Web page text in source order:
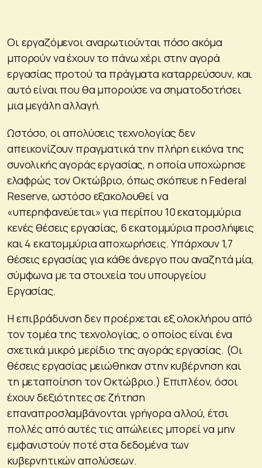
Οι εργαζόμενοι αναρωτιούνται πόσο ακόμα
μπορούν να έχουν το πάνω χέρι στην αγορά
εργασίας προτού τα πράγματα καταρρεύσουν, και
αυτό είναι που θα μπορούσε να σηματοδοτήσει
μια μεγάλη αλλαγή.
Ωστόσο, οι απολύσεις τεχνολογίας δεν
απεικονίζουν πραγματικά την πλήρη εικόνα της
συνολικής αγοράς εργασίας, η οποία υποχώρησε
ελαφρώς τον Οκτώβριο, όπως σκόπευε η Federal
Reserve, ωστόσο εξακολουθεί να
«υπερηφανεύεται» για περίπου 10 εκατομμύρια
κενές θέσεις εργασίας, 6 εκατομμύρια προσλήψεις
και 4 εκατομμύρια αποχωρήσεις. Υπάρχουν 1,7
θέσεις εργασίας για κάθε άνεργο που αναζητά μία,
σύμφωνα με τα στοιχεία του υπουργείου
Εργασίας.
Η επιβράδυνση δεν προέρχεται εξ ολοκλήρου από
τον τομέα της τεχνολογίας, ο οποίος είναι ένα
σχετικά μικρό μερίδιο της αγοράς εργασίας. (Οι
θέσεις εργασίας μειώθηκαν στην κυβέρνηση και
τη μεταποίηση τον Οκτώβριο.) Επιπλέον, όσοι
έχουν δεξιότητες σε ζήτηση
επαναπροσλαμβάνονται γρήγορα αλλού, έτσι
πολλές από αυτές τις απώλειες μπορεί να μην
εμφανιστούν ποτέ στα δεδομένα των
κυβερνητικών απολύσεων.